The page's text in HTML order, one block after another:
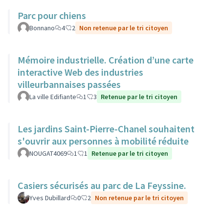
Parc pour chiens
Bonnano 4 2 Non retenue par le tri citoyen
Mémoire industrielle. Création d’une carte
interactive Web des industries
villeurbannaises passées
La ville Edifiante 1 3 Retenue par le tri citoyen
Les jardins Saint-Pierre-Chanel souhaitent
s'ouvrir aux personnes à mobilité réduite
NOUGAT4069 1 1 Retenue par le tri citoyen
Casiers sécurisés au parc de La Feyssine.
Yves Dubillard 0 2 Non retenue par le tri citoyen